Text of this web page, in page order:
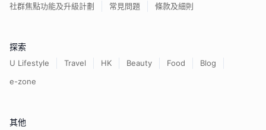
社群焦點功能及升級計劃
常見問題 條款及細則
探索
U Lifestyle Travel HK Beauty Food
Blog
e-zone
其他